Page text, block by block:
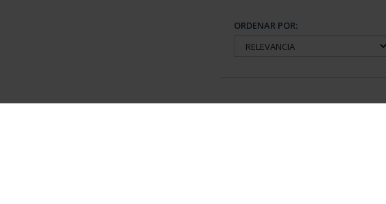
ORDENAR POR: